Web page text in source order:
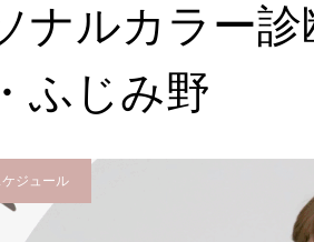
ナルカラー
ふじみ野
ジュール